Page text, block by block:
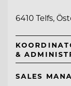
6410 Telfs,
&
SALES